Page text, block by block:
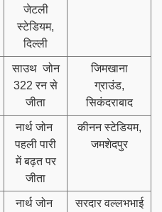
जेटली
स्टेडियम,
दिल्ली
साउथ जोन
322 रन से
जीता
जिमखाना
ग्राउंड,
सिकंदराबाद
नार्थ जोन
पहली पारी
में बढ़त पर
जीता
कीनन स्टेडियम,
जमशेदपुर
नार्थ जोन
सरदार वल्लभभाई